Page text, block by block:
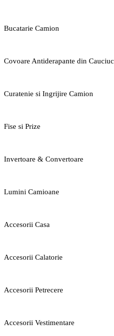
Bucatarie Camion
Covoare Antiderapante din Cauciuc
Curatenie si Ingrijire Camion
Fise si Prize
Invertoare & Convertoare
Lumini Camioane
Accesorii Casa
Accesorii Calatorie
Accesorii Petrecere
Accesorii Vestimentare